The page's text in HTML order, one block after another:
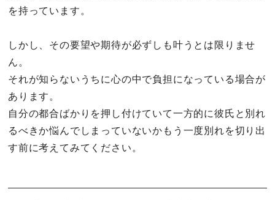
を持っています。
しかし、その要望や期待が必ずしも叶うとは限りませ
ん。
それが知らないうちに心の中で負担になっている場合が
あります。
自分の都合ばかりを押し付けていて一方的に彼氏と別れ
るべきか悩んでしまっていないかもう一度別れを切り出
す前に考えてみてください。